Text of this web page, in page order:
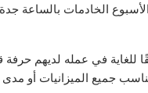
الخادمات بالساعة
للغاية في عمله لديهم
جميع الميزانيات أو